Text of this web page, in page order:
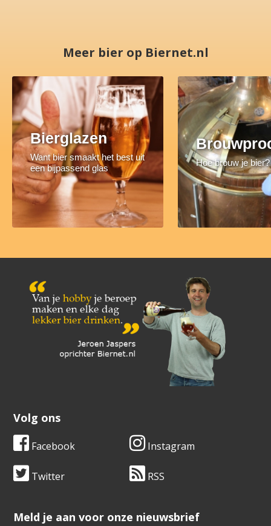
Meer bier op Biernet.nl
Bierglazen
Want bier smaakt het best uit
een bijpassend glas
Hoe brouw je bier?
Volg ons
Facebook Instagram
Twitter RSS
​​​​​​​Meld je aan voor onze nieuwsbrief